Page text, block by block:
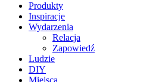
Produkty
Inspiracje
Wydarzenia
Relacja
Zapowiedź
Ludzie
DIY
Miejsca